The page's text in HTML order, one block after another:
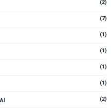
(2)
(7)
(1)
(1)
(1)
(1)
(2)